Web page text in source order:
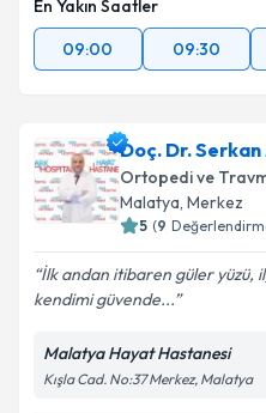
En Yakın Saatler
09:00
09:30
Doç. Dr.
Ortopedi ve
Malatya, Merkez
5 (9
İlk andan itibaren güler yüzü,
kendimi güvende...
Malatya Hayat Hastanesi
Kışla Cad. No:37 Merkez, Malatya